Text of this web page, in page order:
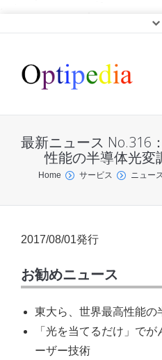
最新ニュース No.316
性能の半導体光変
You are here:
Home サービス ニュー
2017/08/01発行
お勧めニュース
東大ら、世界最高性能の
「光を当てるだけ」で
ーザー技術